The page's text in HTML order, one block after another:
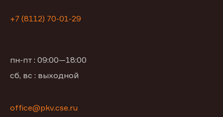
+7 (8112) 70-01-29
пн-пт : 09:00—18:00
сб, вс : выходной
office@pkv.cse.ru